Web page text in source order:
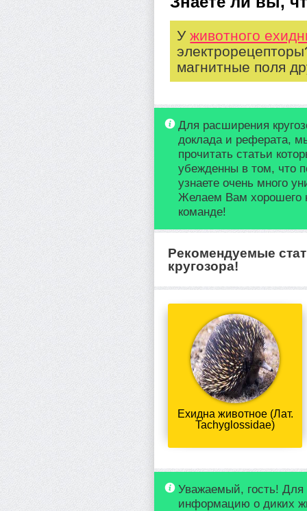
Уживотного
магнитные поля
Для расширения
доклада и реферата,
прочитать статьи
убежденны в том, что
узнаете очень много
Желаем Вам хорошего
команде!
Рекомендуемые
кругозора!
Ехидна животное (Лат.
Tachyglossidae)
Уважаемый, гость! Для
информацию о диких